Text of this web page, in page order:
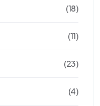
(18)
(11)
(23)
(4)